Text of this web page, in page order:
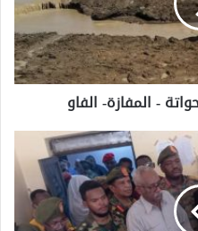
- المفازة- الفاو